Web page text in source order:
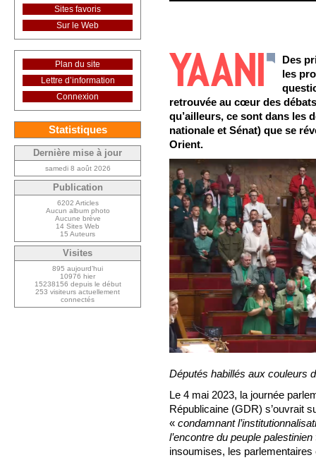
Des
les
retrouvée au cœur des
qu’ailleurs, ce sont dans les
nationale et Sénat) que se
Orient.
Députés habillés aux couleurs
Le 4 mai 2023, la journée
Républicaine (GDR) s’ouvrait
« condamnant
l’encontre du peuple palestinien
insoumises, les
Sites favoris
Sur le Web
Plan du site
Lettre d’information
Connexion
Statistiques
Dernière mise à jour
samedi 8 août 2026
Publication
6202 Articles
Aucun album photo
Aucune brève
14 Sites Web
15 Auteurs
Visites
895 aujourd’hui
10976 hier
15238156 depuis le début
253 visiteurs actuellement
connectés